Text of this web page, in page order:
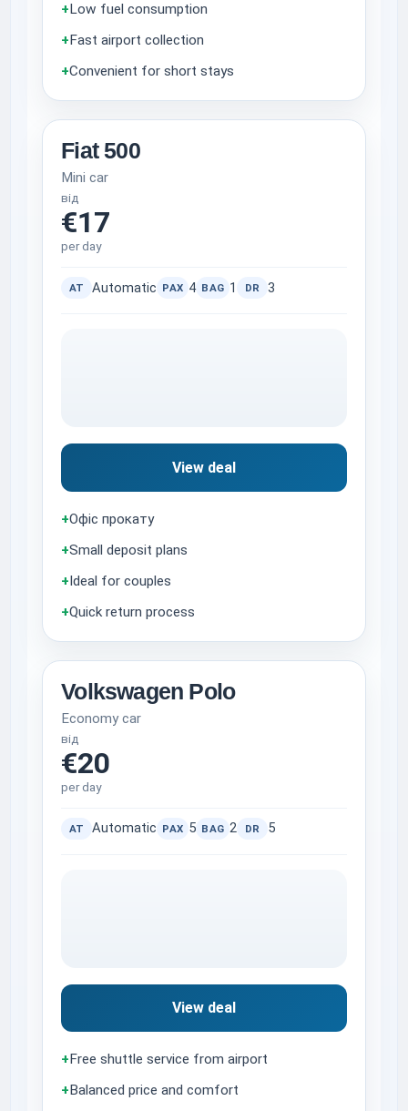
+ Low fuel consumption
+ Fast airport collection
+Convenient for short stays
Fiat 500
Mini car
від
€17
per day
AT Automatic PAX 4 BAG 1 DR 3
View deal
+Офіс прокату
+Small deposit plans
+Ideal for couples
+Quick return process
Volkswagen Polo
Economy car
від
€20
per day
AT Automatic PAX 5 BAG 2 DR 5
View deal
+Free shuttle service from airport
+Balanced price and comfort